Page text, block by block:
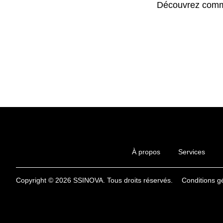
Découvrez
À propos Services
Copyright © 2026 SSINOVA. Tous droits réservés. Conditions